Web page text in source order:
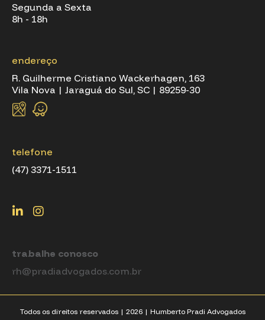
Segunda a Sexta
8h - 18h
endereço
R. Guilherme Cristiano Wackerhagen, 163
Vila Nova | Jaraguá do Sul, SC | 89259-30
telefone
(47) 3371-1511
trabalhe conosco
rh@pradiadvogados.com.br
Todos os direitos reservados | 2026| Humberto Pradi Advogados